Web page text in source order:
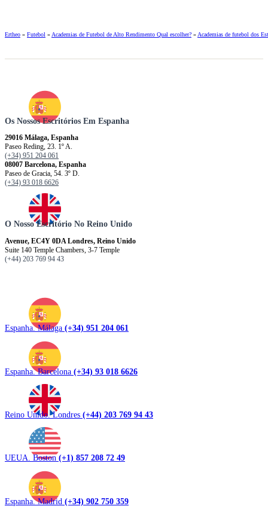
Ertheo » Futebol » Academias de Futebol de Alto Rendimento Qual escolher? » Academias de futebol dos
Os Nossos Escritórios Em Espanha
29016 Málaga, Espanha
Paseo Reding, 23. 1º A.
(+34) 951 204 061
08007 Barcelona, ​​​​​Espanha
Paseo de Gracia, 54. 3º D.
(+34) 93 018 6626
O Nosso Escritório No Reino Unido
Avenue, EC4Y 0DA Londres, Reino Unido
Suite 140 Temple Chambers, 3-7 Temple
(+44) 203 769 94 43
Espanha. Málaga (+34) 951 204 061
Espanha. Barcelona (+34) 93 018 6626
Reino Unido. Londres (+44) 203 769 94 43
UEUA. Boston(+1) 857 208 72 49
Espanha. Madrid (+34) 902 750 359